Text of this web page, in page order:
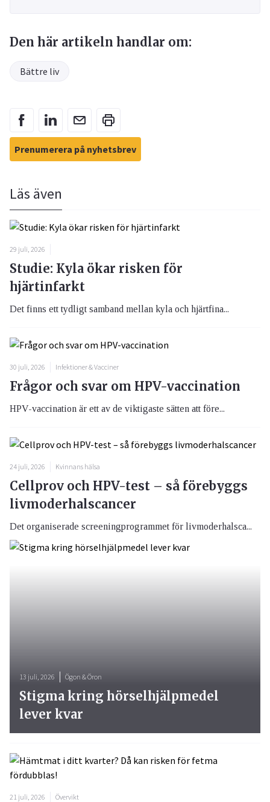
Den här artikeln handlar om:
Bättre liv
Prenumerera på nyhetsbrev
Läs även
29 juli, 2026
Studie: Kyla ökar risken för
hjärtinfarkt
Det finns ett tydligt samband mellan kyla och hjärtfina...
30 juli, 2026 Infektioner & Vacciner
Frågor och svar om HPV-vaccination
HPV-vaccination är ett av de viktigaste sätten att före...
24 juli, 2026 Kvinnans hälsa
Cellprov och HPV-test – så förebyggs
livmoderhalscancer
Det organiserade screeningprogrammet för livmoderhalsca...
21 juli, 2026 Övervikt
13 juli, 2026 Ögon & Öron
Stigma kring hörselhjälpmedel
lever kvar